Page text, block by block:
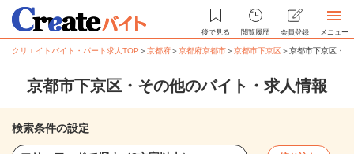
後で見る 閲覧履歴 会員登録 メニュー
クリエイトバイト・パート求人TOP ＞京都府＞京都府京都市＞京都市下京区＞京都市下京区・
京都市下京区・その他のバイト・求人情報
検索条件の設定